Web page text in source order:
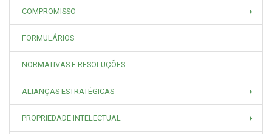
COMPROMISSO
FORMULÁRIOS
NORMATIVAS E RESOLUÇÕES
ALIANÇAS ESTRATÉGICAS
PROPRIEDADE INTELECTUAL